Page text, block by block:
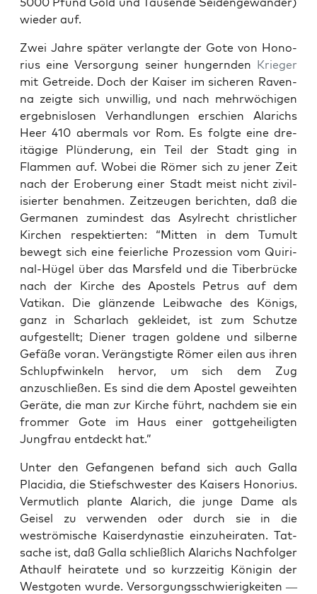
wieder auf.
Zwei Jahre später ver­langte der Gote von Hon­o­
rius eine Ver­sorgung sein­er hungern­den Krieger
mit Getrei­de. Doch der Kaiser im sicheren Raven­
na zeigte sich unwillig, und nach mehrwöchi­gen
ergeb­nis­losen Ver­hand­lun­gen erschien Alarichs
Heer 410 aber­mals vor Rom. Es fol­gte eine dre­
itägige Plün­derung, ein Teil der Stadt ging in
Flam­men auf. Wobei die Römer sich zu jen­er Zeit
nach der Eroberung ein­er Stadt meist nicht zivil­
isiert­er benah­men. Zeitzeu­gen bericht­en, daß die
Ger­ma­nen zumin­d­est das Asyl­recht christlich­er
Kirchen respek­tierten: “Mit­ten in dem Tumult
bewegt sich eine feier­liche Prozes­sion vom Quiri­
nal-Hügel über das Mars­feld und die Tiber­brücke
nach der Kirche des Apos­tels Petrus auf dem
Vatikan. Die glänzende Leib­wache des Königs,
ganz in Schar­lach gek­lei­det, ist zum Schutze
aufgestellt; Diener tra­gen gold­ene und sil­berne
Gefäße voran. Verängstigte Römer eilen aus ihren
Schlupfwinkeln her­vor, um sich dem Zug
anzuschließen. Es sind die dem Apos­tel gewei­ht­en
Geräte, die man zur Kirche führt, nach­dem sie ein
from­mer Gote im Haus ein­er gottge­heiligten
Jungfrau ent­deckt hat.”
Unter den Gefan­genen befand sich auch Gal­la
Placidia, die Stief­schwest­er des Kaisers Hon­o­rius.
Ver­mut­lich plante Alarich, die junge Dame als
Geisel zu ver­wen­den oder durch sie in die
weströmis­che Kaiser­dy­nas­tie einzuheirat­en. Tat­
sache ist, daß Gal­la schließlich Alarichs Nach­fol­ger
Athaulf heiratete und so kurzzeit­ig Köni­gin der
West­goten wurde. Ver­sorgungss­chwierigkeit­en —